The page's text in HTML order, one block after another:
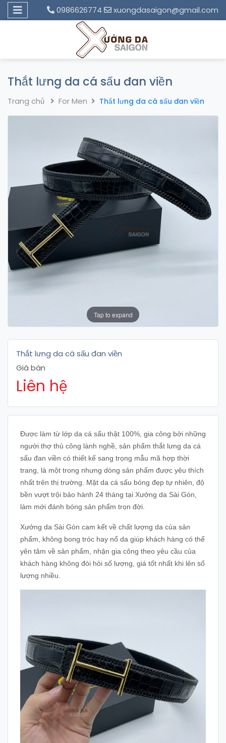
0986626774 xuongdasaigon@gmail.com
Thắt lưng da cá sấu đan viền
Trang chủ For Men Thắt lưng da cá sấu đan viền
Tap to expand
Thắt lưng da cá sấu đan viền
Giá bán
Liên hệ
Được làm từ lớp da cá sấu thật 100%, gia công bởi những
người thợ thủ công lành nghề, sản phẩm thắt lưng da cá
sấu đan viền có thiết kế sang trọng mẫu mã hợp thời
trang, là một trong nhưng dòng sản phẩm được yêu thích
nhất trên thị trường. Mặt da cá sấu bóng đẹp tự nhiên, độ
bền vượt trội bảo hành 24 tháng tại Xưởng da Sài Gòn,
làm mới đánh bóng sản phẩm trọn đời.
Xưởng da Sài Gòn cam kết về chất lượng da của sản
phẩm, không bong tróc hay nổ da giúp khách hàng có thể
yên tâm về sản phẩm, nhận gia công theo yêu cầu của
khách hàng không đòi hỏi số lượng, giá tốt nhất khi lên số
lượng nhiều.